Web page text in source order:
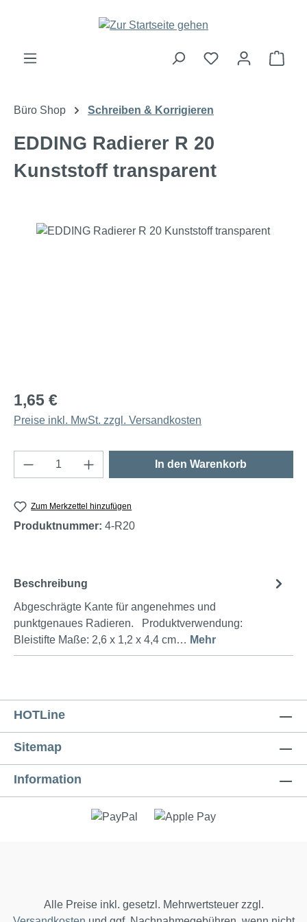
Zum Hauptinhalt springen
Büro Shop Schreiben & Korrigieren
EDDING Radierer R 20
Kunststoff transparent
Bildergalerie überspringen
1,65 €
Preise inkl. MwSt. zzgl. Versandkosten
Produkt Anzahl: Gib den gewünschten
In den Warenkorb
Zum Merkzettel hinzufügen
Produktnummer: 4-R20
Beschreibung
Abgeschrägte Kante für angenehmes und
punktgenaues Radieren. Produktverwendung:
Bleistifte Maße: 2,6 x 1,2 x 4,4 cm… Mehr
HOTLine
Sitemap
Information
Alle Preise inkl. gesetzl. Mehrwertsteuer zzgl.